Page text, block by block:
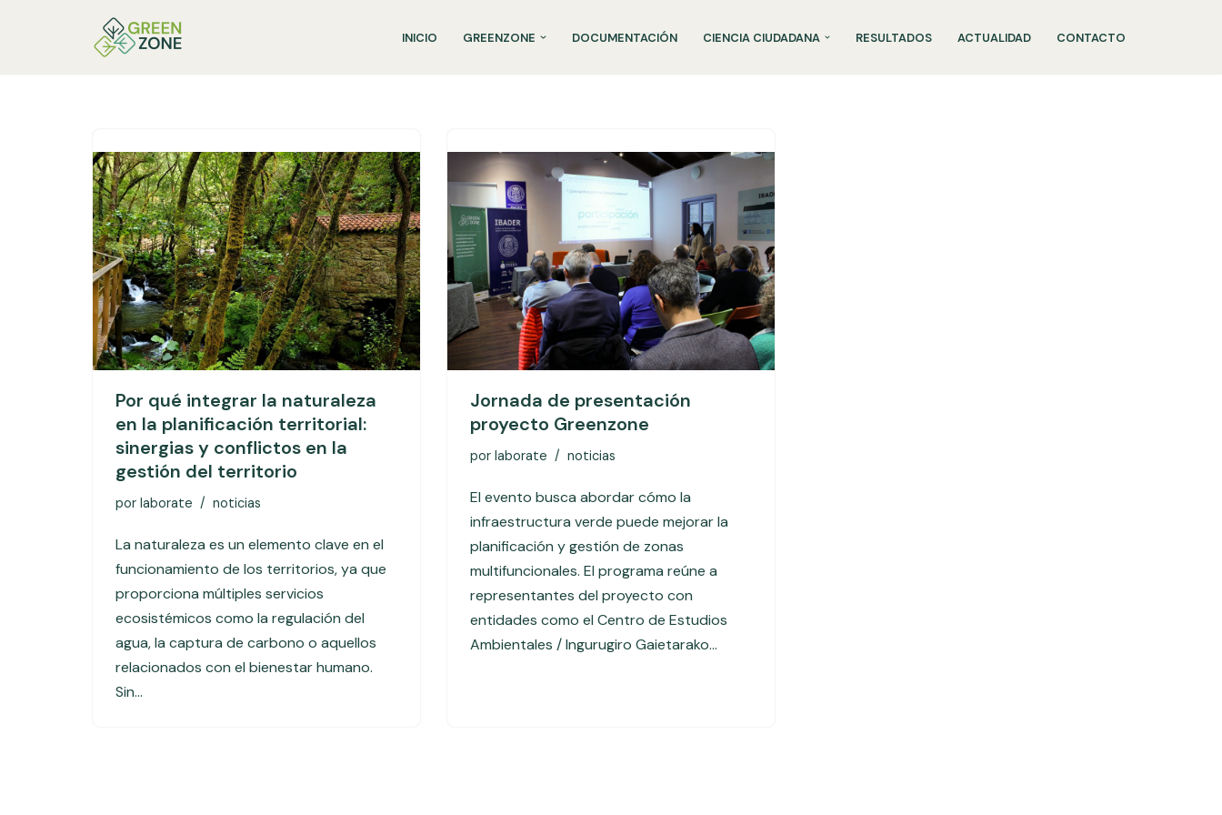
INICIO GREENZONE DOCUMENTACIÓN CIENCIA CIUDADANA RESULTADOS ACTUALIDAD CONTACTO
Por qué integrar la naturaleza
en la planificación territorial:
sinergias y conflictos en la
gestión del territorio
por laborate noticias
La naturaleza es un elemento clave en el
funcionamiento de los territorios, ya que
proporciona múltiples servicios
ecosistémicos como la regulación del
agua, la captura de carbono o aquellos
relacionados con el bienestar humano.
Sin…
Jornada de presentación
proyecto Greenzone
por laborate noticias
El evento busca abordar cómo la
infraestructura verde puede mejorar la
planificación y gestión de zonas
multifuncionales. El programa reúne a
representantes del proyecto con
entidades como el Centro de Estudios
Ambientales / Ingurugiro Gaietarako…